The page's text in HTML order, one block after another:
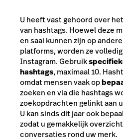
U heeft vast gehoord over
van hashtags. Hoewel deze
en saai kunnen zijn op
platforms, worden ze
Instagram. Gebruik
hashtags, maximaal 10.
omdat mensen vaak op
zoeken en via die hashtags
zoekopdrachten gelinkt aan
U kan sinds dit jaar ook
zodat u gemakkelijk
conversaties rond uw merk.